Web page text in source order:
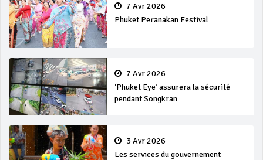
7 Avr 2026
Phuket Peranakan Festival
7 Avr 2026
‘Phuket Eye’ assurera la sécurité
pendant Songkran
3 Avr 2026
Les services du gouvernement